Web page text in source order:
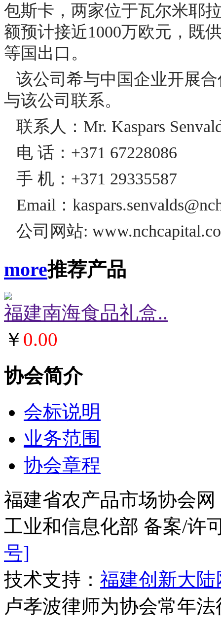
包斯卡，两家位于瓦尔米耶
额预计接近1000万欧元，既
等国出口。
该公司希与中国企业开展
与该公司联系。
联系人：Mr. Kaspars
电 话：+371 67228086
手 机：+371 29335587
Email：
公司网站:
more推荐产品
福建南海食品礼盒..
￥ 0.00
协会简介
会标说明
业务范围
协会章程
福建省农产品市场协会网
工业和信息化部 备案/许
号]
技术支持： 福建创新大
卢孝波律师为协会常年